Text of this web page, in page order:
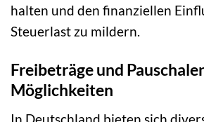
halten und den finanziellen
Steuerlast zu mildern.
Freibeträge und
Möglichkeiten
In Deutschland bieten sich